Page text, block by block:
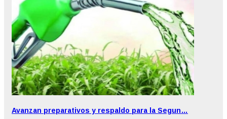
Avanzan preparativos y respaldo para la Segun…